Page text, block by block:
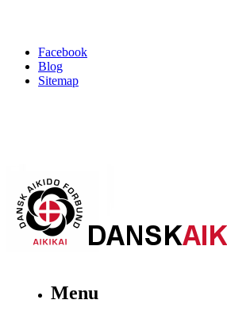
Facebook
Blog
Sitemap
Menu